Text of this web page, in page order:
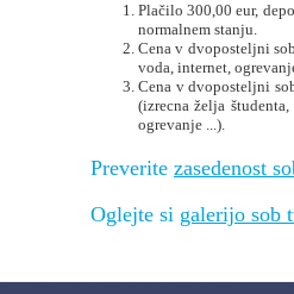
Plačilo 300,00 eur,
normalnem stanju.
Cena v dvoposteljni
voda, internet,
Cena v dvoposteljni
(izrecna želja
ogrevanje ...).
Preverite zasedenost
Oglejte si galerijo sob